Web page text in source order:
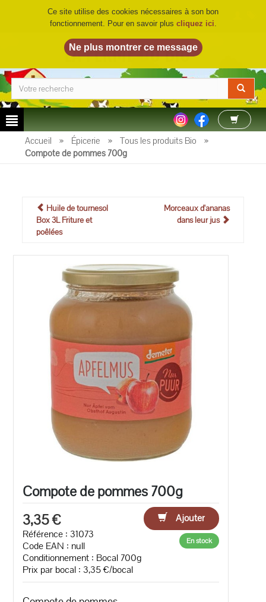
LA FERME DU BIO©
Accueil » Épicerie » Tous les produits Bio
»
Compote de pommes 700g
Huile de tournesol
Box 3L Friture et
poêlées
Morceaux d'ananas
dans leur jus
Compote de pommes 700g
3,35 €
Ajouter
Référence : 31073
Code EAN : null
Conditionnement : Bocal 700g
Prix par bocal : 3,35 €/bocal
En stock
Ce site utilise des cookies nécessaires à son bon
fonctionnement. Pour en savoir plus cliquez ici.